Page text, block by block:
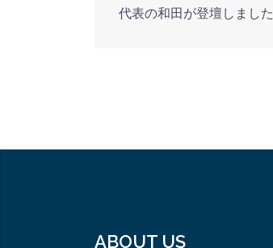
代表の和田が登壇しました
ABOUT US